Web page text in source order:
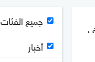
جميع الفئات
أخبار